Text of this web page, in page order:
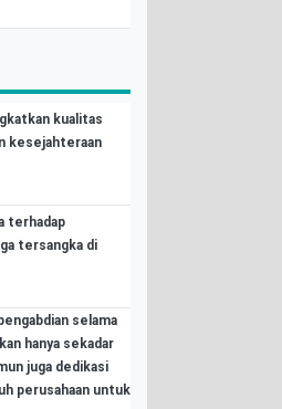
kualitas
kesejahteraan
terhadap
tersangka di
selama
hanya sekadar
juga dedikasi
perusahaan untuk